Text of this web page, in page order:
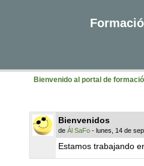
Bienvenido al portal de
Bienvenidos
de Ál SaFo - lunes, 14 de
Estamos trabajando